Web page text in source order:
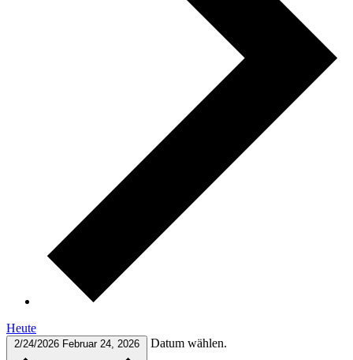
Heute
2/24/2026 Februar 24, 2026 Datum wählen.